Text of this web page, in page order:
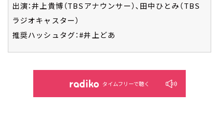
出演：井上貴博（TBSアナウンサー）、田中ひとみ（TBS
ラジオキャスター）
推奨ハッシュタグ：#井上どあ
タイムフリーで聴く